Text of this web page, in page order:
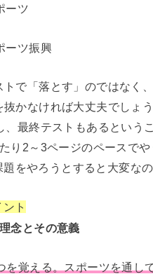
ーツ
ーツ振興
で「落とす」のではなく
かなければ大丈夫でしょ
最終テストもあるという
り2～3ページのペースで
をやろうとすると大変なの
ト
念とその意義
覚える。スポーツを通し